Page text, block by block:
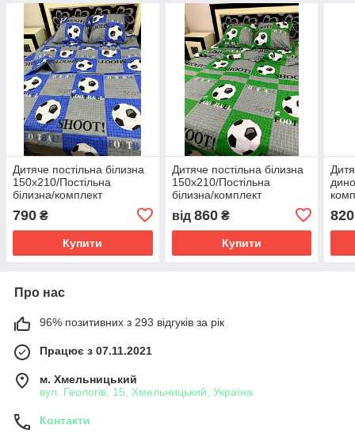
Дитяче постільна білизна
150х210/Постільна
білизна/комплект
м'ячами
790 ₴
Купити
Дитяче постільна білизна
150х210/Постільна
білизна/комплект
м'ячами
від 860₴
Купити
820
Про нас
96% позитивних з 293 відгуків за рік
Працює з 07.11.2021
м. Хмельницький
вул. Геологів, 15, Хмельницький, Україна
Контакти